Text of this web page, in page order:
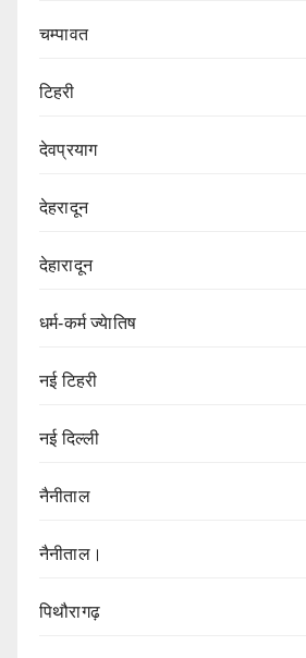
चम्पावत
टिहरी
देवप्रयाग
देहरादून
देहारादून
धर्म-कर्म ज्येातिष
नई टिहरी
नई दिल्ली
नैनीताल
नैनीताल।
पिथौरागढ़